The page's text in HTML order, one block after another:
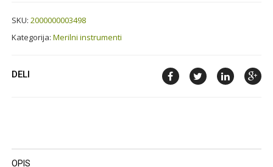
SKU:2000000003498
Kategorija:Merilni instrumenti
DELI
OPIS